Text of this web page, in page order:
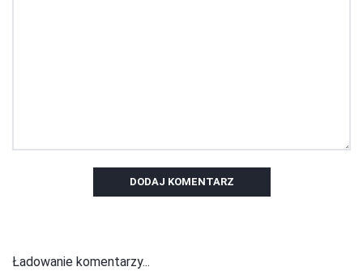
DODAJ KOMENTARZ
Ładowanie komentarzy...